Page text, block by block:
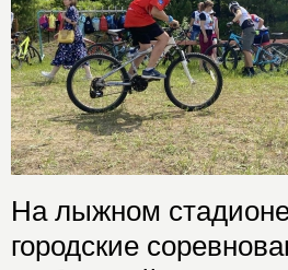
На лыжном
городские